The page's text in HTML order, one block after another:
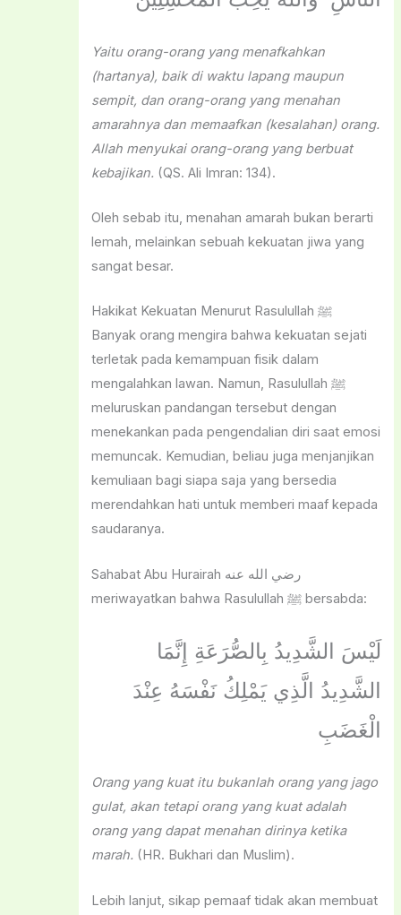
Yaitu orang-orang yang menafkahkan
(hartanya), baik di waktu lapang maupun
sempit, dan orang-orang yang menahan
amarahnya dan memaafkan (kesalahan) orang.
Allah menyukai orang-orang yang berbuat
kebajikan. (QS. Ali Imran: 134).
Oleh sebab itu, menahan amarah bukan berarti
lemah, melainkan sebuah kekuatan jiwa yang
sangat besar.
Hakikat Kekuatan Menurut Rasulullah ﷺ
Banyak orang mengira bahwa kekuatan sejati
terletak pada kemampuan fisik dalam
mengalahkan lawan. Namun, Rasulullah ﷺ
meluruskan pandangan tersebut dengan
menekankan pada pengendalian diri saat emosi
memuncak. Kemudian, beliau juga menjanjikan
kemuliaan bagi siapa saja yang bersedia
merendahkan hati untuk memberi maaf kepada
saudaranya.
Sahabat Abu Hurairah رضي الله عنه
meriwayatkan bahwa Rasulullah ﷺ bersabda:
لَيْسَ الشَّدِيدُ بِالصُّرَعَةِ إِنَّمَا
الشَّدِيدُ الَّذِي يَمْلِكُ نَفْسَهُ عِنْدَ
الْغَضَبِ
Orang yang kuat itu bukanlah orang yang jago
gulat, akan tetapi orang yang kuat adalah
orang yang dapat menahan dirinya ketika
marah. (HR. Bukhari dan Muslim).
Lebih lanjut, sikap pemaaf tidak akan membuat